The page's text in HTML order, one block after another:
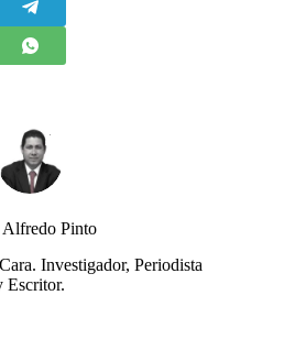
Alfredo Pinto
Investigador, Periodista
Escritor.